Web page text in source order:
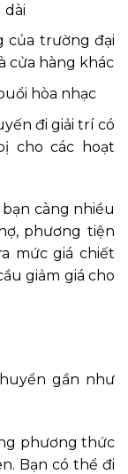
dài
của trường đại
cửa hàng khác
hòa nhạc
đi giải trí có
cho các hoạt
càng nhiều
phương tiện
mức giá chiết
giảm giá cho
gần như
phương thức
Bạn có thể đi